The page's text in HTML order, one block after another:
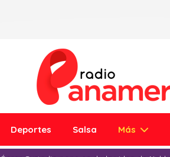
Deportes Salsa Más